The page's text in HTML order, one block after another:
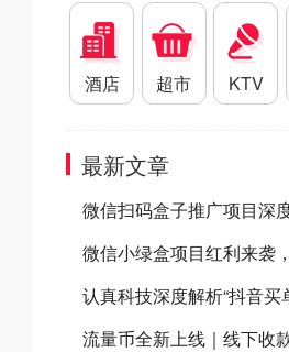
酒店 超市 KTV
最新文章